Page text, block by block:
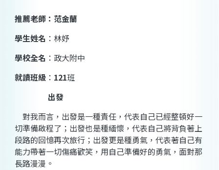
推薦老師： 范金蘭
學生姓名 ： 林妤
學校全名 ： 政大附中
就讀班級 ： 121班
出發
對我而言，出發是一種責任，代表自己已經整頓好一
切準備啟程了；出發也是種緬懷，代表自己將背負著上
段路的回憶再次旅行；出發更是種勇氣，代表著自己有
能力帶著一切傷痛歡笑，用自己準備好的勇氣，面對那
長路漫漫。